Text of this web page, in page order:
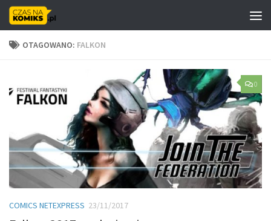
Skip to content
OTAGOWANO: FALKON
0
COMICS NETEXPRESS 23/11/2017